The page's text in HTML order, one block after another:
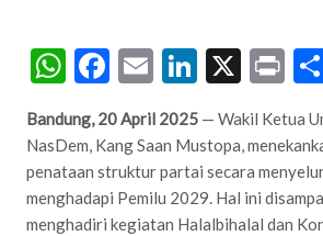
WhatsApp
Facebook
EmailLinkedIn
X
Bandung, 20 April 2025 — Wakil Ketua
NasDem, Kang Saan Mustopa,
penataan struktur partai secara
menghadapi Pemilu 2029. Hal ini
menghadiri kegiatan Halalbihalal dan